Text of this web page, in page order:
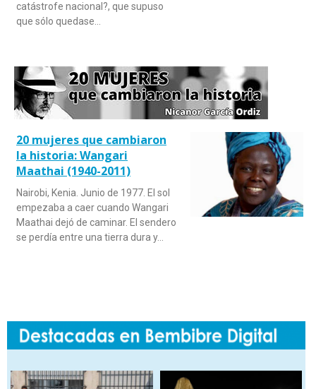
catástrofe nacional?, que supuso
que sólo quedase…
20 mujeres que cambiaron
la historia: Wangari
Maathai (1940-2011)
Nairobi, Kenia. Junio de 1977. El sol
empezaba a caer cuando Wangari
Maathai dejó de caminar. El sendero
se perdía entre una tierra dura y…